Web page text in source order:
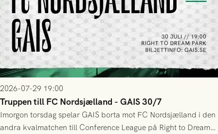
2026-07-29 19:00
Truppen till FC Nordsjælland - GAIS 30/7
Imorgon torsdag spelar GAIS borta mot FC Nordsjælland i den
andra kvalmatchen till Conference League på Right to Dream